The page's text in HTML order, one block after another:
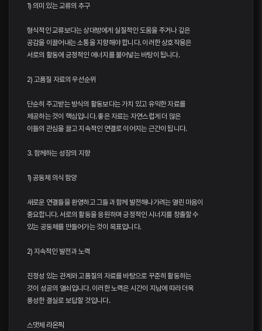
1) 의미 있는 교류의 추구
형식적인 교류보다는 상대방에게 실질적인 도움을 주거나 깊은
공감을 이끌어내는 소통을 지향해야 합니다. 이러한 상호작용은
서로의 활동에 긍정적인 에너지를 불어넣는 바탕이 됩니다.
2) 고품질 자료의 우선순위
단순히 주고받는 방식의 활동보다는 가치 있고 유익한 자료를
제공하는 것이 핵심입니다. 좋은 자료는 자연스럽게 더 많은
이들의 관심을 끌고 지속적인 연결로 이어지는 근간이 됩니다.
3. 함께하는 성장의 지향
1) 공동체 의식 함양
새로운 연결들을 환영하고 그들과 함께 발전해나가려는 열린 마음이
중요합니다. 서로의 활동을 응원하며 긍정적인 시너지를 창출할 수
있는 공동체를 만들어가는 것이 목표입니다.
2) 지속적인 발전과 노력
진정성 있는 관계와 고품질의 자료를 바탕으로 꾸준히 활동하는
것이 성공의 열쇠입니다. 이러한 노력은 시간이 지남에 따라 더욱
풍성한 결실로 보답할 것입니다.
스댓체 라온픽